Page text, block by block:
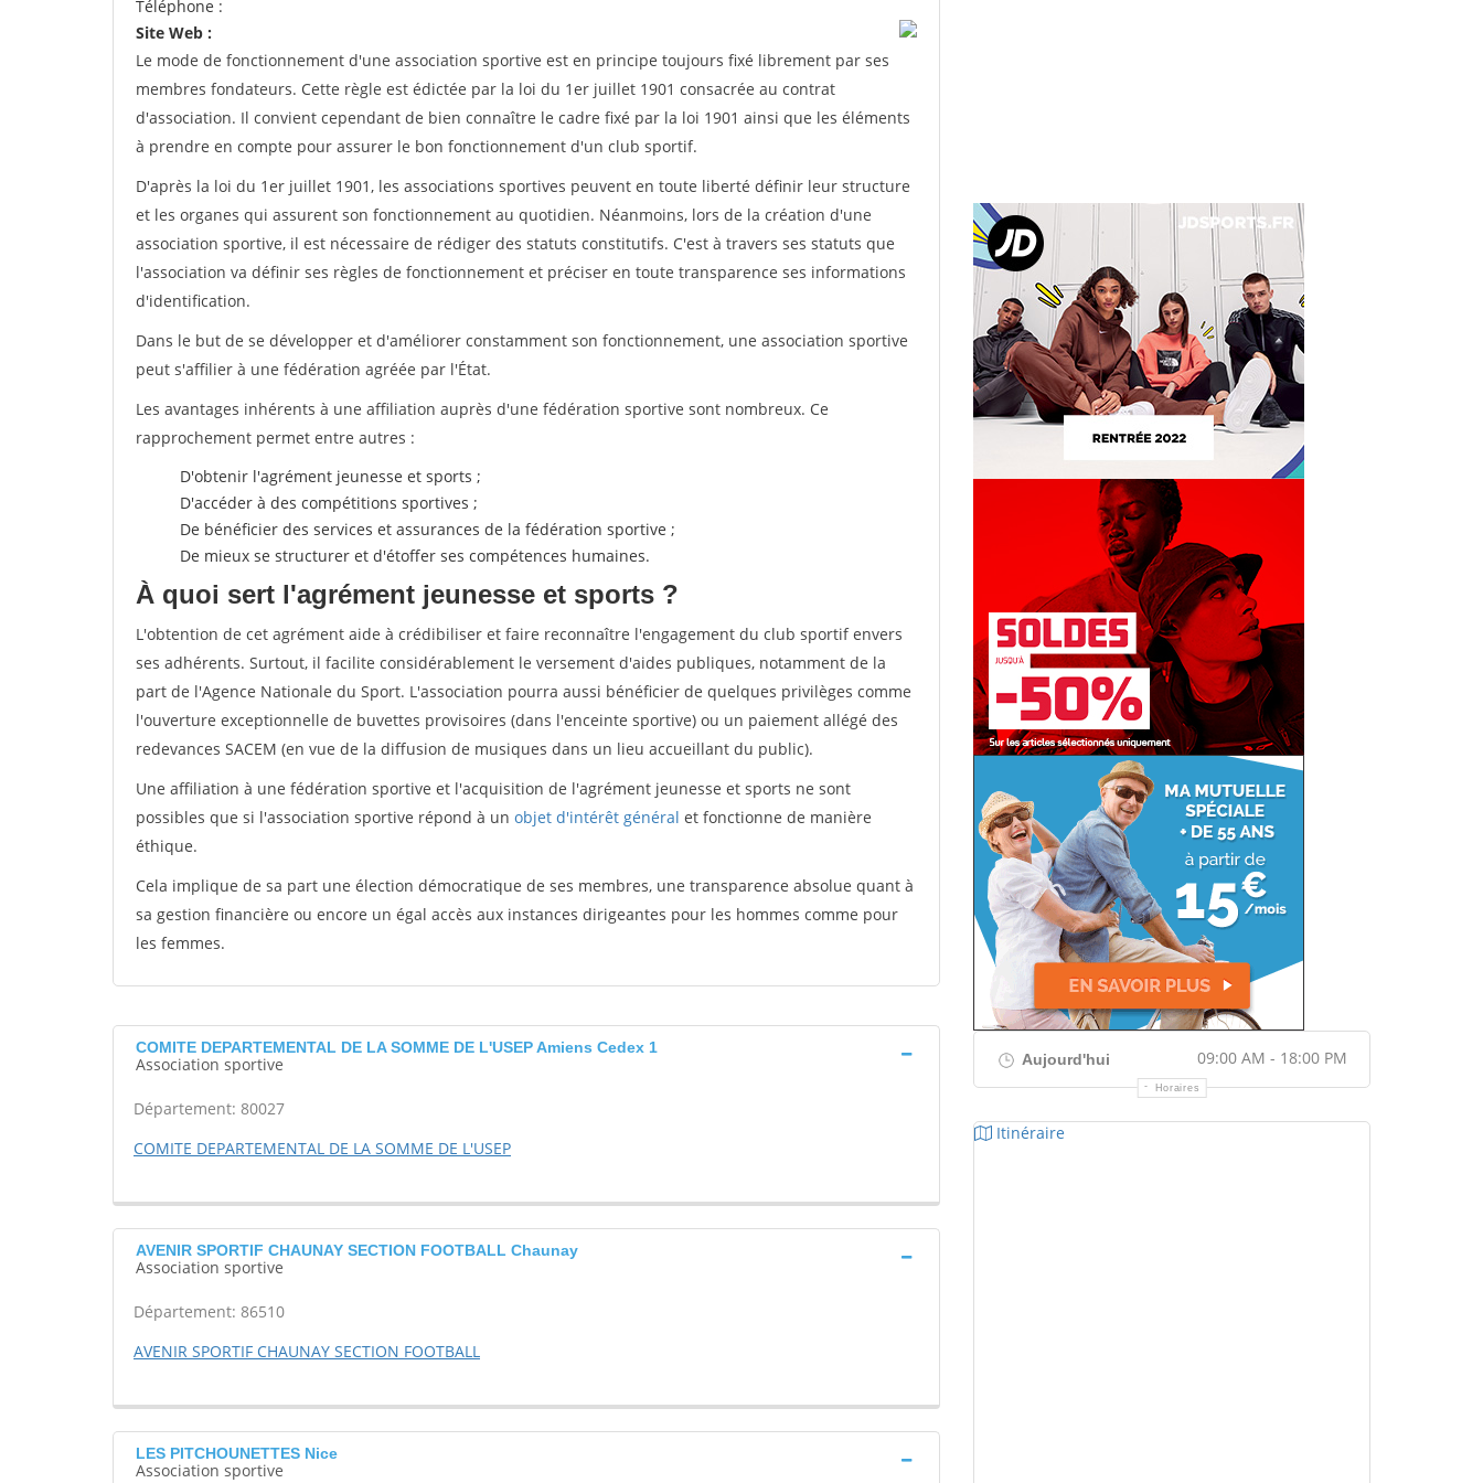
Téléphone :
Site Web :
Le mode de fonctionnement d'une association sportive est en principe toujours fixé librement par ses
membres fondateurs. Cette règle est édictée par la loi du 1er juillet 1901 consacrée au contrat
d'association. Il convient cependant de bien connaître le cadre fixé par la loi 1901 ainsi que les éléments
à prendre en compte pour assurer le bon fonctionnement d'un club sportif.
D'après la loi du 1er juillet 1901, les associations sportives peuvent en toute liberté définir leur structure
et les organes qui assurent son fonctionnement au quotidien. Néanmoins, lors de la création d'une
association sportive, il est nécessaire de rédiger des statuts constitutifs. C'est à travers ses statuts que
l'association va définir ses règles de fonctionnement et préciser en toute transparence ses informations
d'identification.
Dans le but de se développer et d'améliorer constamment son fonctionnement, une association sportive
peut s'affilier à une fédération agréée par l'État.
Les avantages inhérents à une affiliation auprès d'une fédération sportive sont nombreux. Ce
rapprochement permet entre autres :
D'obtenir l'agrément jeunesse et sports ;
D'accéder à des compétitions sportives ;
De bénéficier des services et assurances de la fédération sportive ;
De mieux se structurer et d'étoffer ses compétences humaines.
À quoi sert l'agrément jeunesse et sports ?
L'obtention de cet agrément aide à crédibiliser et faire reconnaître l'engagement du club sportif envers
ses adhérents. Surtout, il facilite considérablement le versement d'aides publiques, notamment de la
part de l'Agence Nationale du Sport. L'association pourra aussi bénéficier de quelques privilèges comme
l'ouverture exceptionnelle de buvettes provisoires (dans l'enceinte sportive) ou un paiement allégé des
redevances SACEM (en vue de la diffusion de musiques dans un lieu accueillant du public).
Une affiliation à une fédération sportive et l'acquisition de l'agrément jeunesse et sports ne sont
possibles que si l'association sportive répond à un objet d'intérêt général et fonctionne de manière
éthique.
Cela implique de sa part une élection démocratique de ses membres, une transparence absolue quant à
sa gestion financière ou encore un égal accès aux instances dirigeantes pour les hommes comme pour
les femmes.
COMITE DEPARTEMENTAL DE LA SOMME DE L'USEP Amiens Cedex 1
Association sportive
Département: 80027
COMITE DEPARTEMENTAL DE LA SOMME DE L'USEP
AVENIR SPORTIF CHAUNAY SECTION FOOTBALL Chaunay
Association sportive
Département: 86510
AVENIR SPORTIF CHAUNAY SECTION FOOTBALL
LES PITCHOUNETTES Nice
Association sportive
Aujourd'hui 09:00 AM - 18:00 PM
Horaires
Itinéraire